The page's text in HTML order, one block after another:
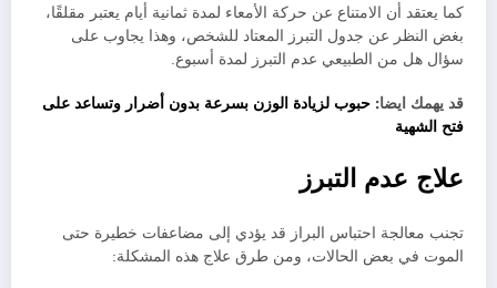
كما يعتقد أن الامتناع عن حركة الأمعاء لمدة ثمانية أيام يعتبر مقلقًا،
بغض النظر عن جدول التبرز المعتاد للشخص، وهذا يجاوب على
سؤال هل من الطبيعي عدم التبرز لمدة أسبوع.
قد يهمك ايضا: حبوب لزيادة الوزن بسرعة بدون أضرار وتساعد على
فتح الشهية
علاج عدم التبرز
تجنب معالجة احتباس البراز قد يؤدي إلى مضاعفات خطيرة حتى
الموت في بعض الحالات، ومن طرق علاج هذه المشكلة: